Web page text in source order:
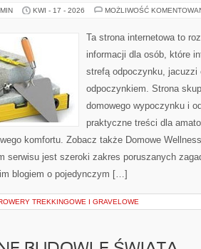
KWI - 17 - 2026 MOŻLIWOŚĆ
Ta strona internetowa to
informacji dla osób, które
strefą odpoczynku, jacuzzi
odpoczynkiem. Strona
domowego wypoczynku i
praktyczne treści dla
komfortu. Zobacz także Domowe
serwisu jest szeroki zakres poruszanych
blogiem o pojedynczym […]
TREKKINGOWE I GRAVELOWE